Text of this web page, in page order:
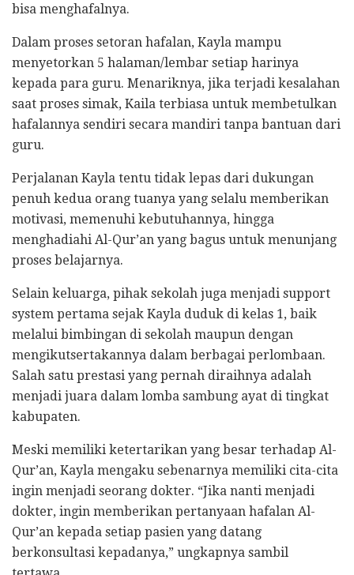
bisa menghafalnya.
​Dalam proses setoran hafalan, Kayla mampu
menyetorkan 5 halaman/lembar setiap harinya
kepada para guru. Menariknya, jika terjadi kesalahan
saat proses simak, Kaila terbiasa untuk membetulkan
hafalannya sendiri secara mandiri tanpa bantuan dari
guru.
​Perjalanan Kayla tentu tidak lepas dari dukungan
penuh kedua orang tuanya yang selalu memberikan
motivasi, memenuhi kebutuhannya, hingga
menghadiahi Al-Qur’an yang bagus untuk menunjang
proses belajarnya.
Selain keluarga, pihak sekolah juga menjadi support
system pertama sejak Kayla duduk di kelas 1, baik
melalui bimbingan di sekolah maupun dengan
mengikutsertakannya dalam berbagai perlombaan.
Salah satu prestasi yang pernah diraihnya adalah
menjadi juara dalam lomba sambung ayat di tingkat
kabupaten.
​Meski memiliki ketertarikan yang besar terhadap Al-
Qur’an, Kayla mengaku sebenarnya memiliki cita-cita
ingin menjadi seorang dokter. “Jika nanti menjadi
dokter, ingin memberikan pertanyaan hafalan Al-
Qur’an kepada setiap pasien yang datang
berkonsultasi kepadanya,” ungkapnya sambil